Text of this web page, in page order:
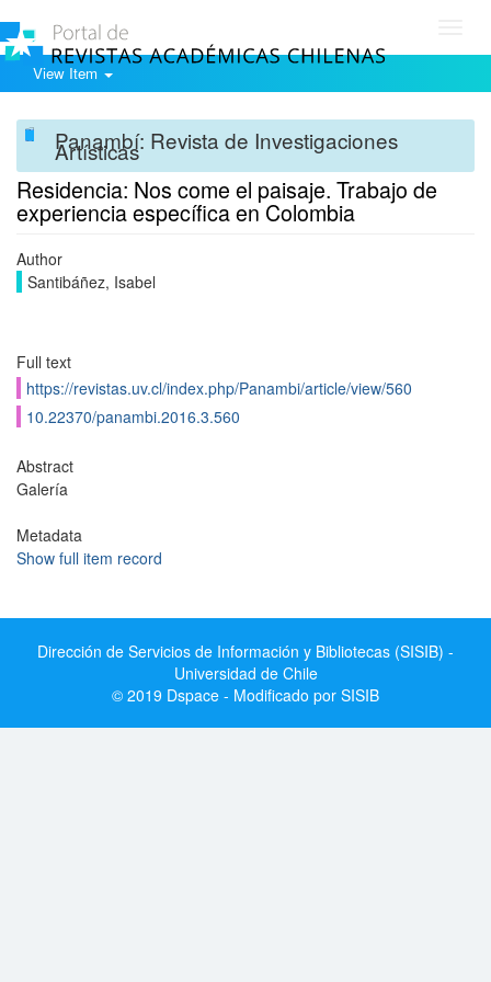
View Item
Panambí: Revista de Investigaciones
Artísticas
Residencia: Nos come el paisaje. Trabajo de
experiencia específica en Colombia
Author
Santibáñez, Isabel
Full text
https://revistas.uv.cl/index.php/Panambi/article/view/560
10.22370/panambi.2016.3.560
Abstract
Galería
Metadata
Show full item record
Dirección de Servicios de Información y Bibliotecas (SISIB) -
Universidad de Chile
© 2019 Dspace - Modificado por SISIB